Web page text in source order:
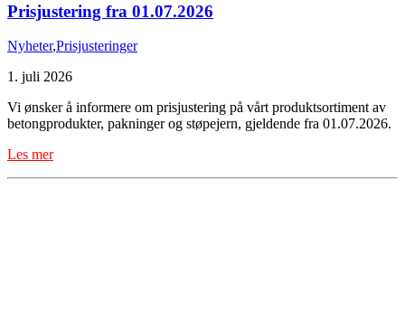
Prisjustering fra 01.07.2026
Nyheter,Prisjusteringer
1. juli 2026
Vi ønsker å informere om prisjustering på vårt produktsortiment av
betongprodukter, pakninger og støpejern, gjeldende fra 01.07.2026.
Les mer